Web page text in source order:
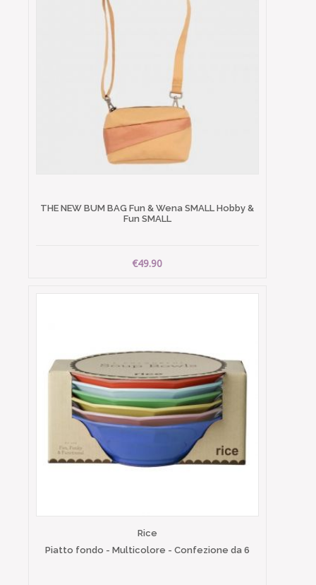
THE NEW BUM BAG Fun & Wena SMALL Hobby &
Fun SMALL
€49.90
Rice
Piatto fondo - Multicolore - Confezione da 6